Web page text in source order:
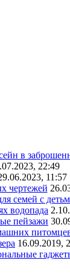
в
22:49
11:57
чертежей
семей с
водопада
пейзажи
16.09.2019,